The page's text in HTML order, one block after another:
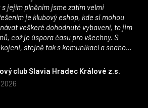
club Slavia Hradec Králové z.s.
obchodu je 5 z 5 hvězdiček.
jejím plněním jsme zatím velmi
je klubový eshop, kde si mohou
veškeré dohodnuté vybavení, to jim
což je úspora času pro všechny. S
stejně tak s komunikací a snahou
duchu bude spolupráce pokračovat
řešit i první sady dresů ;)